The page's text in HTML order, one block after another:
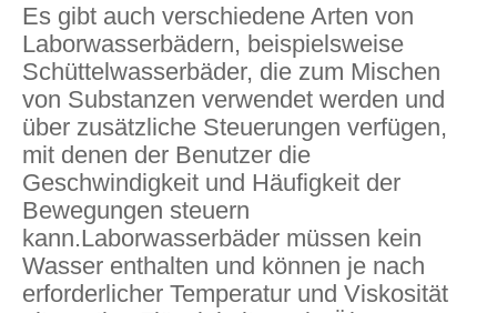
Es gibt auch verschiedene Arten von
Laborwasserbädern, beispielsweise
Schüttelwasserbäder, die zum Mischen
von Substanzen verwendet werden und
über zusätzliche Steuerungen verfügen,
mit denen der Benutzer die
Geschwindigkeit und Häufigkeit der
Bewegungen steuern
kann.Laborwasserbäder müssen kein
Wasser enthalten und können je nach
erforderlicher Temperatur und Viskosität